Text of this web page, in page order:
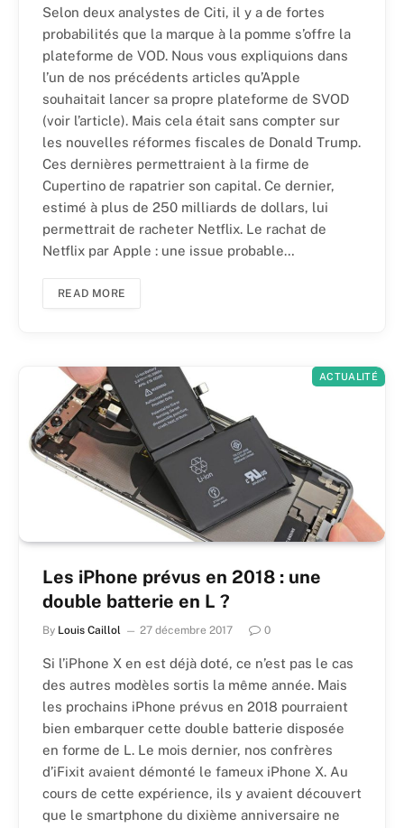
Selon deux analystes de Citi, il y a de fortes
probabilités que la marque à la pomme s’offre la
plateforme de VOD. Nous vous expliquions dans
l’un de nos précédents articles qu’Apple
souhaitait lancer sa propre plateforme de SVOD
(voir l’article). Mais cela était sans compter sur
les nouvelles réformes fiscales de Donald Trump.
Ces dernières permettraient à la firme de
Cupertino de rapatrier son capital. Ce dernier,
estimé à plus de 250 milliards de dollars, lui
permettrait de racheter Netflix. Le rachat de
Netflix par Apple : une issue probable…
READ MORE
ACTUALITÉ
Les iPhone prévus en 2018 : une
double batterie en L ?
By Louis Caillol 27 décembre 2017 0
Si l’iPhone X en est déjà doté, ce n’est pas le cas
des autres modèles sortis la même année. Mais
les prochains iPhone prévus en 2018 pourraient
bien embarquer cette double batterie disposée
en forme de L. Le mois dernier, nos confrères
d’iFixit avaient démonté le fameux iPhone X. Au
cours de cette expérience, ils y avaient découvert
que le smartphone du dixième anniversaire ne